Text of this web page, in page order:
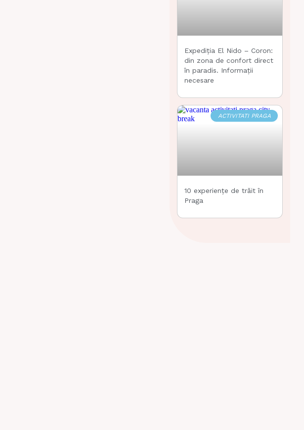
Expediția El Nido – Coron:
din zona de confort direct
în paradis. Informații
necesare
ACTIVITATI PRAGA
10 experiențe de trăit în
Praga